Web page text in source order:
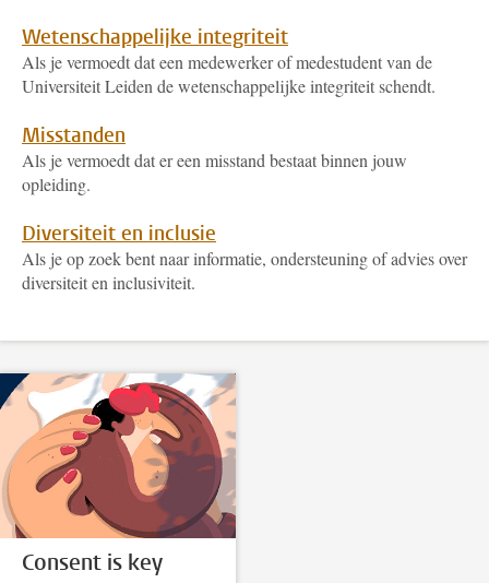
Wetenschappelijke integriteit
Als je vermoedt dat een medewerker of medestudent van de
Universiteit Leiden de wetenschappelijke integriteit schendt.
Misstanden
Als je vermoedt dat er een misstand bestaat binnen jouw
opleiding.
Diversiteit en inclusie
Als je op zoek bent naar informatie, ondersteuning of advies over
diversiteit en inclusiviteit.
Consent is key